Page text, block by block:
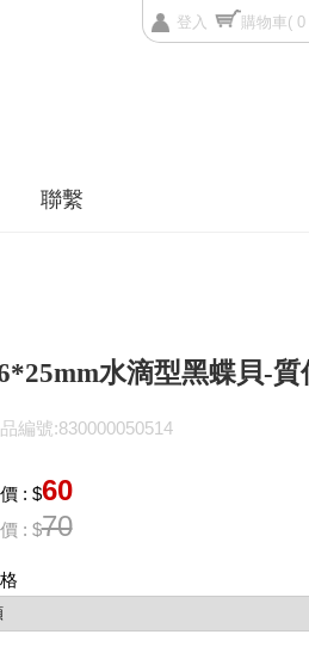
登入 購物車( 0
聯繫
水滴型黑蝶貝-質
編號:830000050514
: $60
: $70